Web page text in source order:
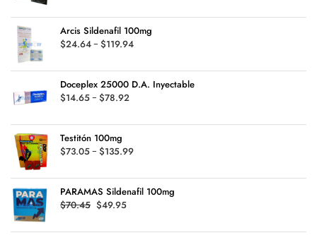
precios:
desde
$126.99
Arcis Sildenafil 100mg
$24.64- $119.94Rango
precios:
desde
$119.94
Doceplex 25000 D.A. Inyectable
$14.65- $78.92Rango
precios:
$14.65
$78.92
Testitón 100mg
$73.05- $135.99Rango
precios:
desde
PARAMAS Sildenafil 100mg
$70.45 Original
$49.95